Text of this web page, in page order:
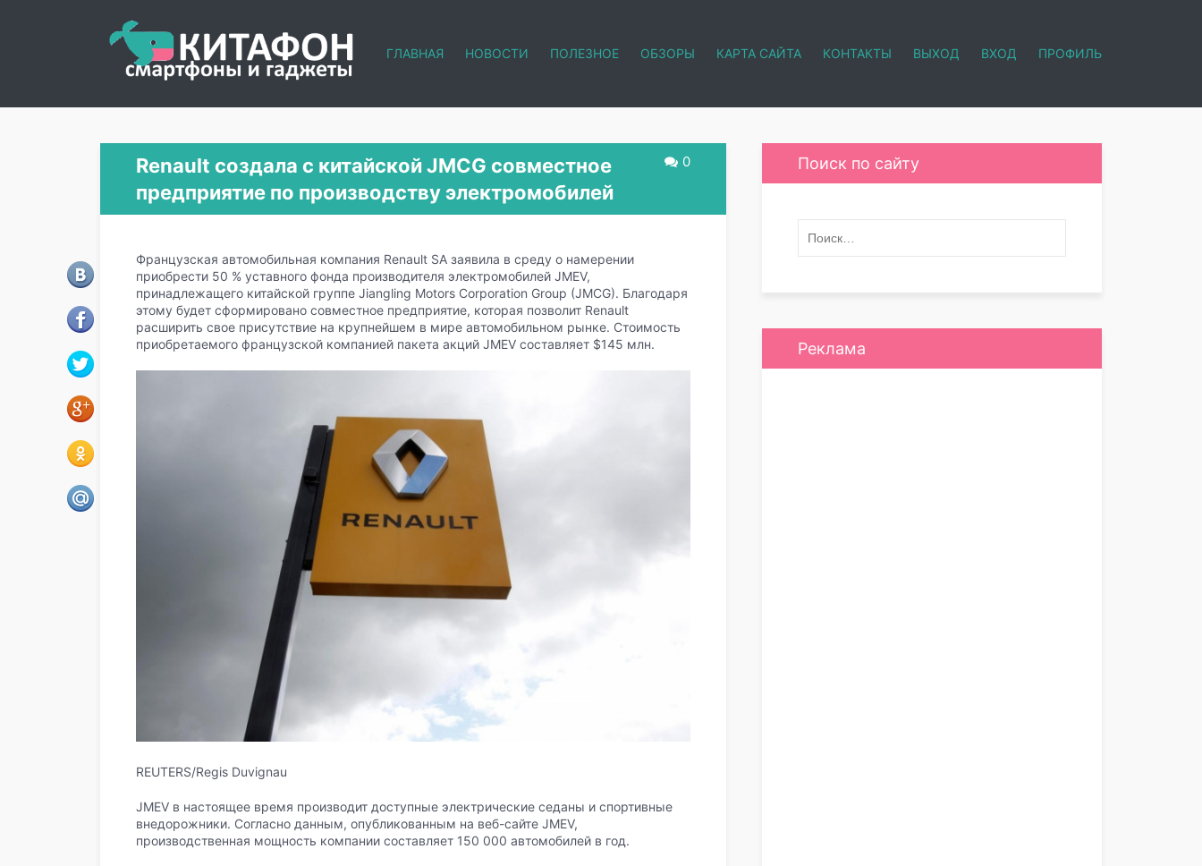
ГЛАВНАЯ НОВОСТИ ПОЛЕЗНОЕ ОБЗОРЫ КАРТА САЙТА КОНТАКТЫ ВЫХОД ВХОД ПРОФИЛЬ
0
Renault создала с китайской JMCG совместное
предприятие по производству электромобилей
Французская автомобильная компания Renault SA заявила в среду о намерении
приобрести 50 % уставного фонда производителя электромобилей JMEV,
принадлежащего китайской группе Jiangling Motors Corporation Group (JMCG). Благодаря
этому будет сформировано совместное предприятие, которая позволит Renault
расширить свое присутствие на крупнейшем в мире автомобильном рынке. Стоимость
приобретаемого французской компанией пакета акций JMEV составляет $145 млн.
REUTERS/Regis Duvignau
JMEV в настоящее время производит доступные электрические седаны и спортивные
внедорожники. Согласно данным, опубликованным на веб-сайте JMEV,
производственная мощность компании составляет 150 000 автомобилей в год.
Поиск по сайту
Реклама